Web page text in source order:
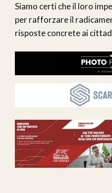
Siamo certi che il loro
per rafforzare il
risposte concrete ai